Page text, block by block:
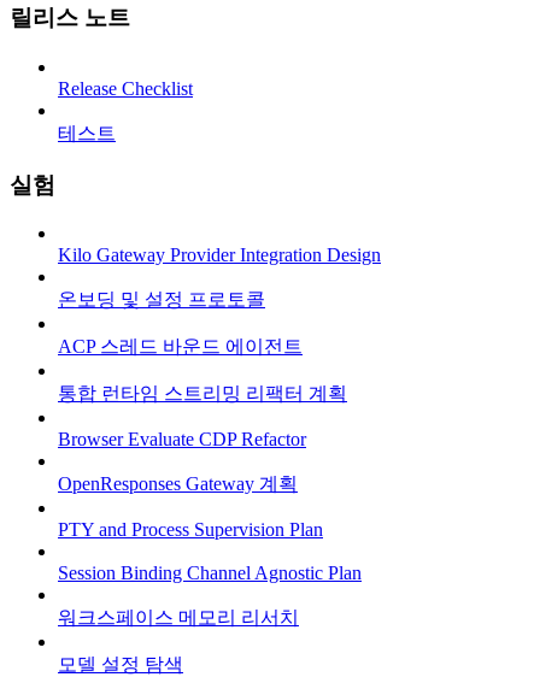
릴리스 노트
Release Checklist
테스트
실험
Kilo Gateway Provider Integration Design
온보딩 및 설정 프로토콜
ACP 스레드 바운드 에이전트
통합 런타임 스트리밍 리팩터 계획
Browser Evaluate CDP Refactor
OpenResponses Gateway 계획
PTY and Process Supervision Plan
Session Binding Channel Agnostic Plan
워크스페이스 메모리 리서치
모델 설정 탐색